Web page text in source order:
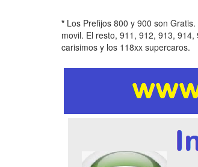
* Los Prefijos 800 y 900 son
movil. El resto, 911, 912, 913,
carisimos y los 118xx supercaros.